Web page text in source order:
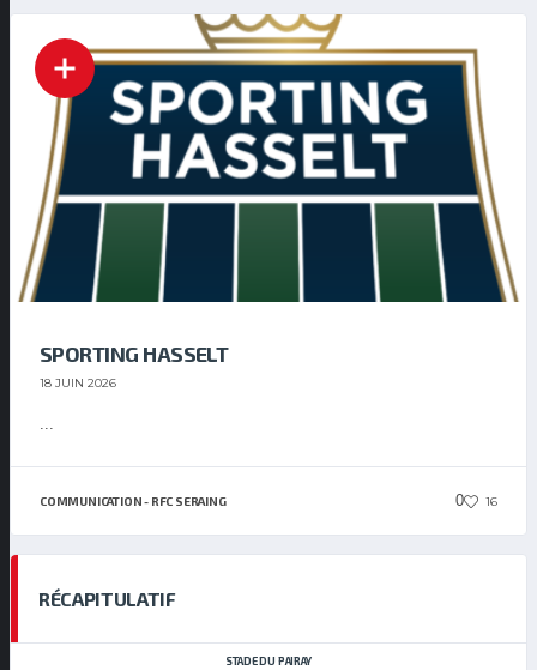
SPORTING HASSELT
18 JUIN 2026
...
COMMUNICATION - RFC SERAING 0 16
RÉCAPITULATIF
STADE DU PAIRAY